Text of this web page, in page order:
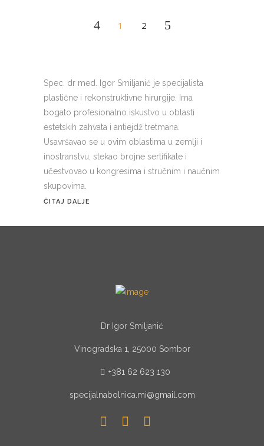
1 2
Spec. dr med. Igor Smiljanić je specijalista
plastične i rekonstruktivne hirurgije. Ima
bogato profesionalno iskustvo u oblasti
estetskih zahvata i antiejdž tretmana.
Usavršavao se u ovim oblastima u zemlji i
inostranstvu, stekao brojne sertifikate i
učestvovao u kongresima i stručnim i naučnim
skupovima.
ČITAJ DALJE
Dr Igor Smiljanić
Vinogradska 1, 25000 Sombor
+381 62 623 130
specijalnabolnica.mi@gmail.com